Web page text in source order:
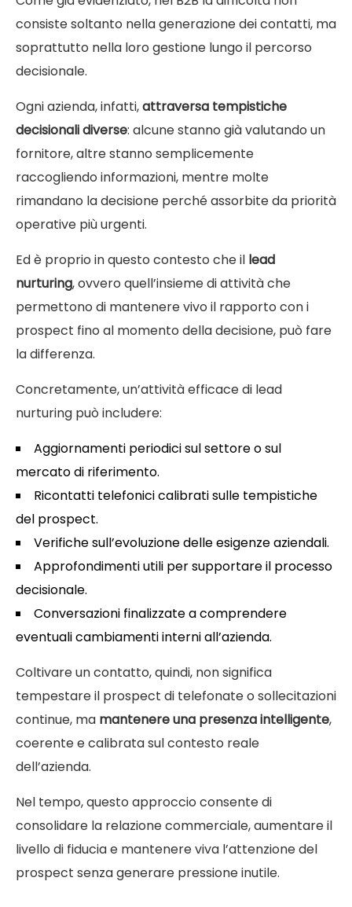
consiste soltanto nella generazione dei contatti, ma
soprattutto nella loro gestione lungo il percorso
decisionale.
Ogni azienda, infatti,attraversa tempistiche
decisionali diverse: alcune stanno già valutando un
fornitore, altre stanno semplicemente
raccogliendo informazioni, mentre molte
rimandano la decisione perché assorbite da priorità
operative più urgenti.
Ed è proprio in questo contesto che il lead
nurturing, ovvero quell’insieme di attività che
permettono di mantenere vivo il rapporto con i
prospect fino al momento della decisione, può fare
la differenza.
Concretamente, un’attività efficace di lead
nurturing può includere:
Aggiornamenti periodici sul settore o sul
mercato di riferimento.
Ricontatti telefonici calibrati sulle tempistiche
del prospect.
Verifiche sull’evoluzione delle esigenze aziendali.
Approfondimenti utili per supportare il processo
decisionale.
Conversazioni finalizzate a comprendere
eventuali cambiamenti interni all’azienda.
Coltivare un contatto, quindi, non significa
tempestare il prospect di telefonate o sollecitazioni
continue, ma mantenere una presenza intelligente,
coerente e calibrata sul contesto reale
dell’azienda.
Nel tempo, questo approccio consente di
consolidare la relazione commerciale, aumentare il
livello di fiducia e mantenere viva l’attenzione del
prospect senza generare pressione inutile.